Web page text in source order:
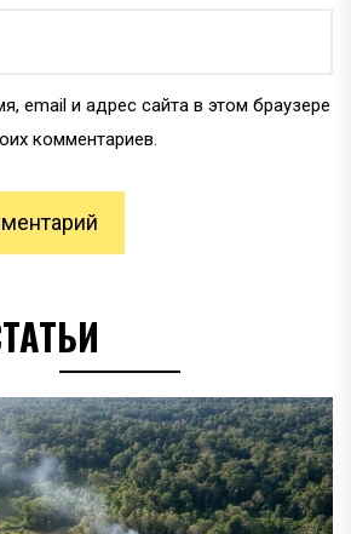
email и адрес сайта в этом браузере
комментариев.